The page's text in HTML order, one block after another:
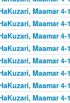
Maamar 4-
Maamar 4-
Maamar 4-
Maamar 4-
Maamar 4-
Maamar 4-
Maamar 4-
Maamar 4-